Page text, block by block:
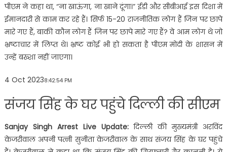
पीएम ने कहा था, “ना खाऊंगा, ना खाने दूंगा।” ईडी और सीबीआई इस दिशा में
ईमानदारी से काम कर रहे हैं। सिर्फ 15-20 राजनीतिक लोग हैं जिन पर छापे
मारे गए हैं, बाकी कौन लोग हैं जिन पर छापे मारे गए हैं? वे आम लोग थे जो
भ्रष्टाचार में लिप्त थे। भ्रष्ट कोई भी हो सकता है पीएम मोदी के शासन में
उन्हें बख्शा नहीं जाएगा।
4 Oct 20238:42:54 PM
संजय सिंह के घर पहुंचे दिल्ली की सीएम
Sanjay Singh Arrest Live Update:दिल्ली की मुख्यमंत्री अरविंद
केजरीवाल अपनी पत्नी सुनीता केजरीवाल के साथ संजय सिंह के घर पहुंचे